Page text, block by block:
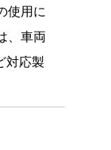
使用に
、車両
対応製